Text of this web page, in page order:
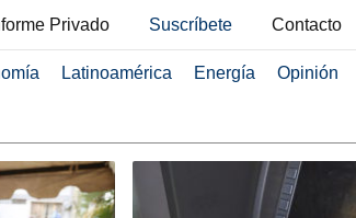
Privado Suscríbete Contacto
Latinoamérica Energía Opinión